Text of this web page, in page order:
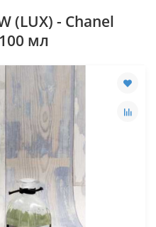
(LUX) - Chanel
мл